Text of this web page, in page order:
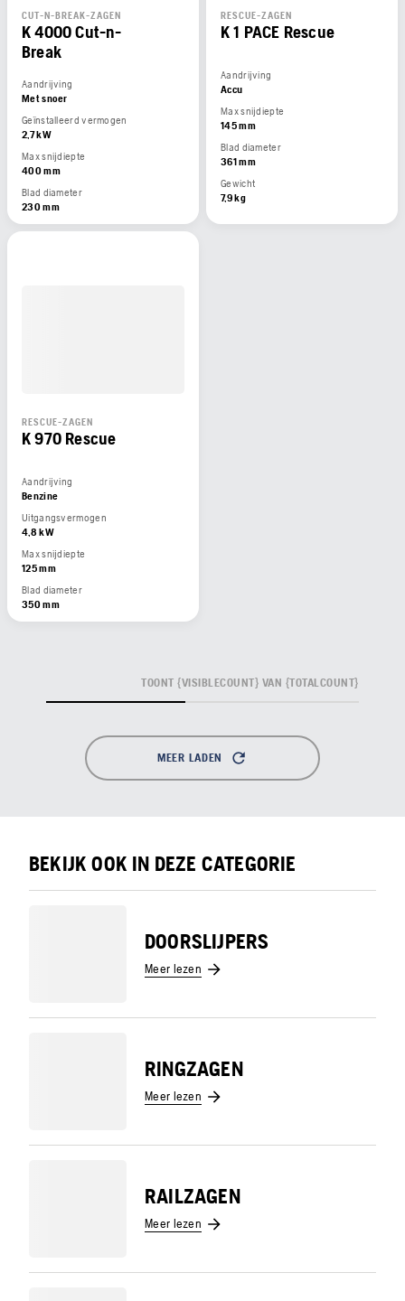
CUT-N-BREAK-ZAGEN
K 4000 Cut-n-
Break
Aandrijving
Met snoer
Geïnstalleerd vermogen
2,7 kW
Max snijdiepte
400 mm
Blad diameter
230 mm
RESCUE-ZAGEN
K 1 PACE Rescue
Aandrijving
Accu
Max snijdiepte
145 mm
Blad diameter
361 mm
Gewicht
7,9 kg
RESCUE-ZAGEN
K 970 Rescue
Aandrijving
Benzine
Uitgangsvermogen
4,8 kW
Max snijdiepte
125 mm
Blad diameter
350 mm
MEER LADEN
TOONT {VISIBLECOUNT} VAN {TOTALCOUNT}
BEKIJK OOK IN DEZE CATEGORIE
DOORSLIJPERS
Meer lezen
RINGZAGEN
Meer lezen
RAILZAGEN
Meer lezen